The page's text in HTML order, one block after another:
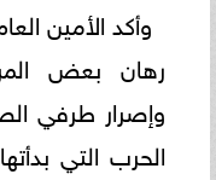
وأكد الأمين
رهان بعض
وإصرار طرفي
الحرب التي